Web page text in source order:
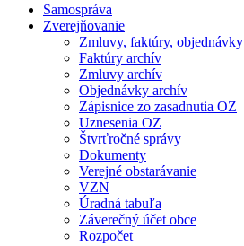
Samospráva
Zverejňovanie
Zmluvy, faktúry, objednávky
Faktúry archív
Zmluvy archív
Objednávky archív
Zápisnice zo zasadnutia OZ
Uznesenia OZ
Štvrťročné správy
Dokumenty
Verejné obstarávanie
VZN
Úradná tabuľa
Záverečný účet obce
Rozpočet